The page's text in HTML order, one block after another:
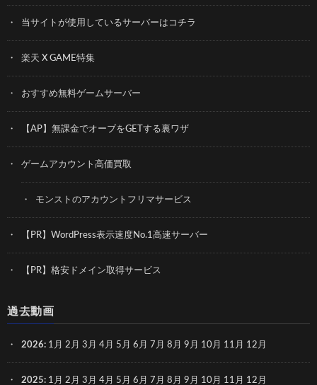
当サイトが使用しているサーバーはコチラ
楽天 X GAME特集
おすすめ無料ゲームサーバー
【AP】無課金でオーブをGETする裏ワザ
ゲームアカウント高価買取
モンストのアカウントフリマサービス
【PR】WordPress表示速度No.1高速サーバー
【PR】格安ドメイン取得サービス
過去動画
2026: 1月 2月 3月 4月 5月 6月 7月 8月 9月 10月 11月 12月
2025: 1月 2月 3月 4月 5月 6月 7月 8月 9月 10月 11月 12月